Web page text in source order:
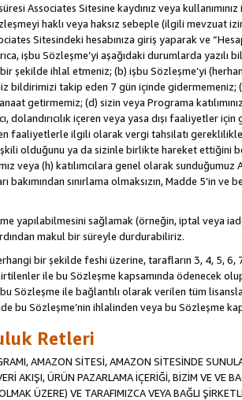
Associates Sitesine kaydınız veya
haklı veya haksız sebeple (ilgili mevzuat
Sitesindeki hesabınıza giriş yaparak ve
işbu Sözleşme’yi aşağıdaki durumlarda yazılı
bir şekilde ihlal etmeniz; (b) işbu Sözleşme’yi
bildirimizi takip eden 7 gün içinde gidermemeniz;
getirmemiz; (d) sizin veya Programa
dolandırıcılık içeren veya yasa dışı
faaliyetlerle ilgili olarak vergi tahsilatı
olduğunu ya da sizinle birlikte hareket ettiğini
veya (h) katılımcılara genel olarak
bakımından sınırlama olmaksızın, Madde 5’in
yapılabilmesini sağlamak (örneğin, iptal veya
makul bir süreyle durdurabiliriz.
bir şekilde feshi üzerine, tarafların 3, 4, 5,
ile bu Sözleşme kapsamında ödenecek
Sözleşme ile bağlantılı olarak verilen tüm
bu Sözleşme’nin ihlalinden veya bu Sözleşme
Retleri
AMAZON SİTESİ, AMAZON SİTESİNDE
AKIŞI, ÜRÜN PAZARLAMA İÇERİĞİ, BİZİM VE VE
ÜZERE) VE TARAFIMIZCA VEYA BAĞLI